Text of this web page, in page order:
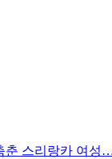
춘 스리랑카 여성